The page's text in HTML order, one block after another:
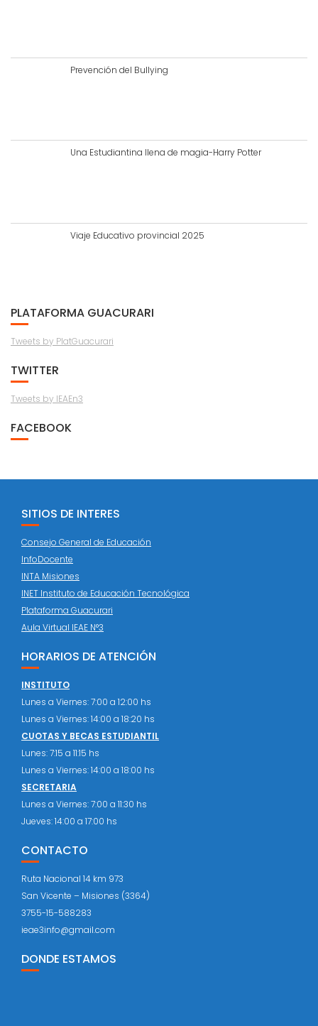
Prevención del Bullying
Una Estudiantina llena de magia-Harry Potter
Viaje Educativo provincial 2025
PLATAFORMA GUACURARI
Tweets by PlatGuacurari
TWITTER
Tweets by IEAEn3
FACEBOOK
SITIOS DE INTERES
Consejo General de Educación
InfoDocente
INTA Misiones
INET Instituto de Educación Tecnológica
Plataforma Guacurari
Aula Virtual IEAE N°3
HORARIOS DE ATENCIÓN
INSTITUTO
Lunes a Viernes: 7:00 a 12:00 hs
Lunes a Viernes: 14:00 a 18:20 hs
CUOTAS Y BECAS ESTUDIANTIL
Lunes: 7:15 a 11:15 hs
Lunes a Viernes: 14:00 a 18:00 hs
SECRETARIA
Lunes a Viernes: 7:00 a 11:30 hs
Jueves: 14:00 a 17:00 hs
CONTACTO
Ruta Nacional 14 km 973
San Vicente – Misiones (3364)
3755-15-588283
ieae3info@gmail.com
DONDE ESTAMOS